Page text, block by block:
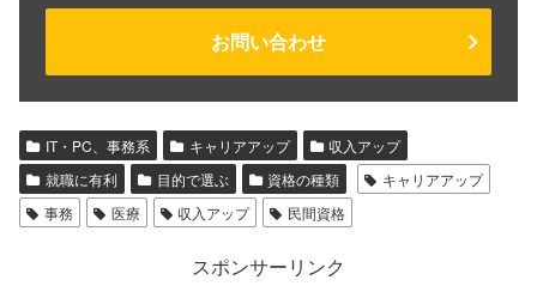
お問い合わせ
IT・PC、事務系 キャリアアップ
収入アップ
就職に有利
目的で選ぶ 資格の種類
キャリアアップ
事務
医療 収入アップ 民間資格
スポンサーリンク